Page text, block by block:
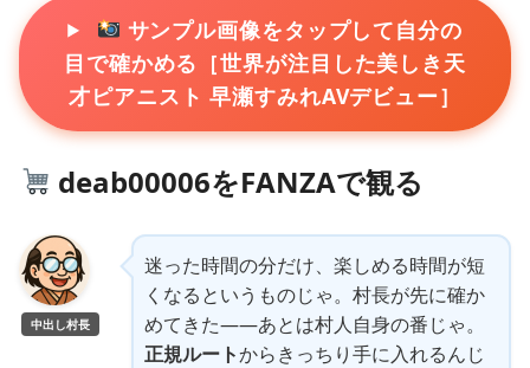
サンプル画像をタップして自分の
目で確かめる［世界が注目した美しき天
才ピアニスト 早瀬すみれAVデビュー］
deab00006をFANZAで観る
中出し村長
迷った時間の分だけ、楽しめる時間が短
くなるというものじゃ。村長が先に確か
めてきた——あとは村人自身の番じゃ。
正規ルートからきっちり手に入れるんじ